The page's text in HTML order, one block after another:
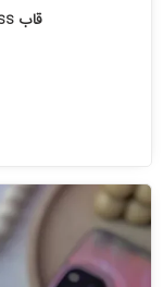
قاب Minimal So cool kiss کد-۱۲۳۰۴۹